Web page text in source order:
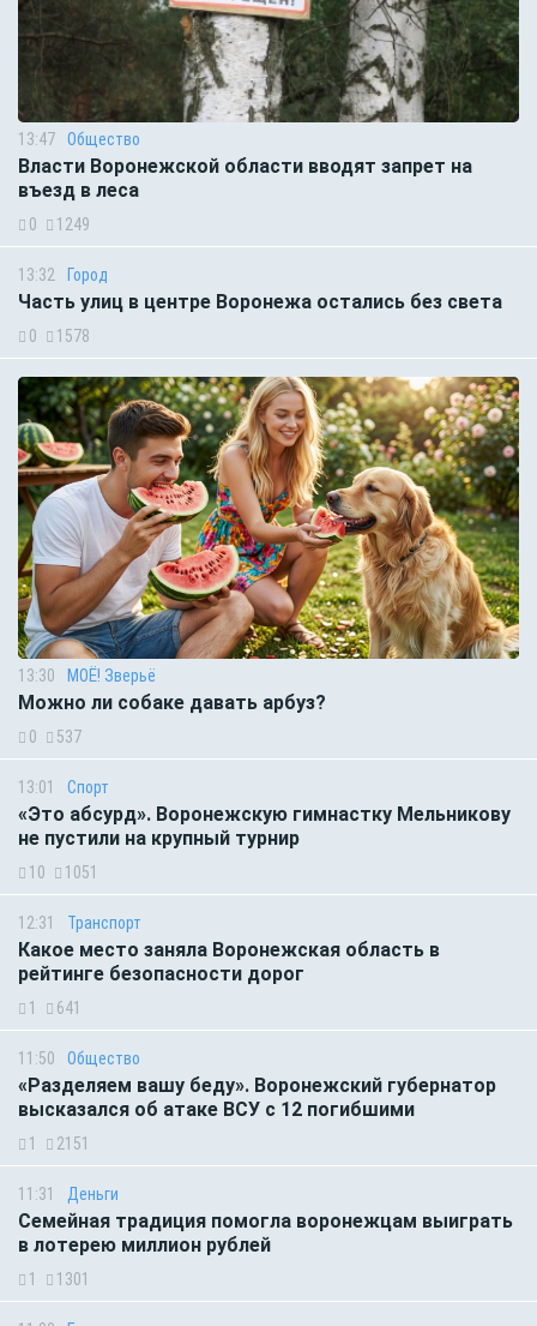
13:47 Общество
Власти Воронежской области вводят запрет на
въезд в леса
0 1249
13:32 Город
Часть улиц в центре Воронежа остались без света
0 1578
13:30 МОЁ! Зверьё
Можно ли собаке давать арбуз?
0 537
13:01 Спорт
«Это абсурд». Воронежскую гимнастку Мельникову
не пустили на крупный турнир
10 1051
12:31 Транспорт
Какое место заняла Воронежская область в
рейтинге безопасности дорог
1 641
11:50 Общество
«Разделяем вашу беду». Воронежский губернатор
высказался об атаке ВСУ с 12 погибшими
1 2151
11:31 Деньги
Семейная традиция помогла воронежцам выиграть
в лотерею миллион рублей
1 1301